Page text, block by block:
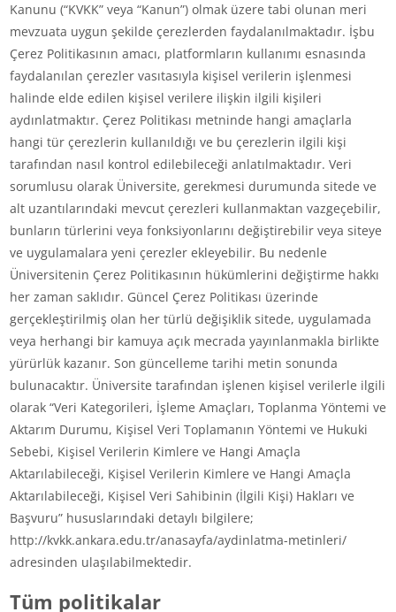
Kanunu (“KVKK” veya “Kanun”) olmak üzere tabi olunan meri
mevzuata uygun şekilde çerezlerden faydalanılmaktadır. İşbu
Çerez Politikasının amacı, platformların kullanımı esnasında
faydalanılan çerezler vasıtasıyla kişisel verilerin işlenmesi
halinde elde edilen kişisel verilere ilişkin ilgili kişileri
aydınlatmaktır. Çerez Politikası metninde hangi amaçlarla
hangi tür çerezlerin kullanıldığı ve bu çerezlerin ilgili kişi
tarafından nasıl kontrol edilebileceği anlatılmaktadır. Veri
sorumlusu olarak Üniversite, gerekmesi durumunda sitede ve
alt uzantılarındaki mevcut çerezleri kullanmaktan vazgeçebilir,
bunların türlerini veya fonksiyonlarını değiştirebilir veya siteye
ve uygulamalara yeni çerezler ekleyebilir. Bu nedenle
Üniversitenin Çerez Politikasının hükümlerini değiştirme hakkı
her zaman saklıdır. Güncel Çerez Politikası üzerinde
gerçekleştirilmiş olan her türlü değişiklik sitede, uygulamada
veya herhangi bir kamuya açık mecrada yayınlanmakla birlikte
yürürlük kazanır. Son güncelleme tarihi metin sonunda
bulunacaktır. Üniversite tarafından işlenen kişisel verilerle ilgili
olarak “Veri Kategorileri, İşleme Amaçları, Toplanma Yöntemi ve
Aktarım Durumu, Kişisel Veri Toplamanın Yöntemi ve Hukuki
Sebebi, Kişisel Verilerin Kimlere ve Hangi Amaçla
Aktarılabileceği, Kişisel Verilerin Kimlere ve Hangi Amaçla
Aktarılabileceği, Kişisel Veri Sahibinin (İlgili Kişi) Hakları ve
Başvuru” hususlarındaki detaylı bilgilere;
http://kvkk.ankara.edu.tr/anasayfa/aydinlatma-metinleri/
adresinden ulaşılabilmektedir.
Tüm politikalar